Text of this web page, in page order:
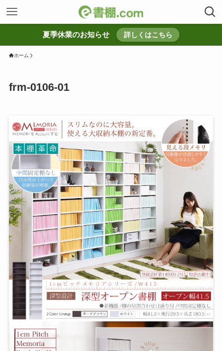
夏季休業のお知らせ 詳しくはこちら
ホーム
frm-0106-01